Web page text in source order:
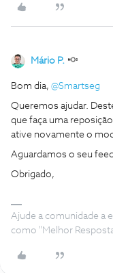
Mário P.
Bom dia, ​ @Smartseg
Queremos ajudar.
que faça uma
ative novamente o
Aguardamos o seu
Obrigado,
Ajude a comunidade a
como "Melhor